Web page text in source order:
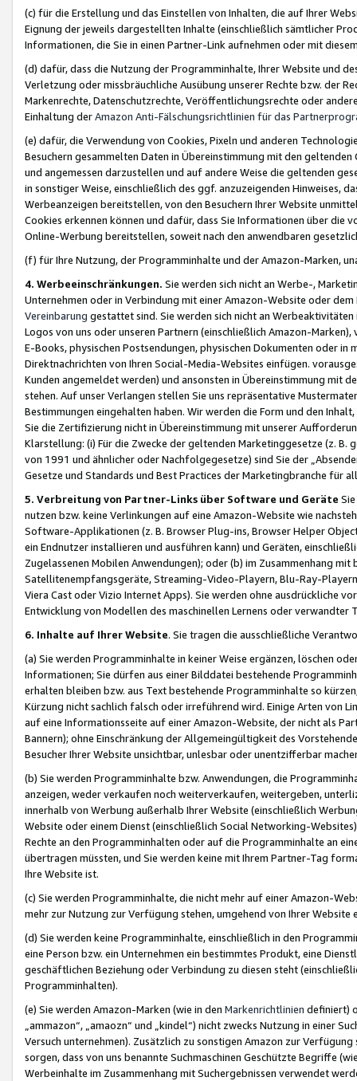
(c) für die Erstellung und das Einstellen von Inhalten, die auf Ihrer
Eignung der jeweils dargestellten Inhalte (einschließlich sämtlicher
Informationen, die Sie in einen Partner-Link aufnehmen oder mit
(d) dafür, dass die Nutzung der Programminhalte, Ihrer Website und
Verletzung oder missbräuchliche Ausübung unserer Rechte bzw. der
Markenrechte, Datenschutzrechte, Veröffentlichungsrechte oder
Einhaltung derAmazon Anti-Fälschungsrichtlinien für das
(e) dafür, die Verwendung von Cookies, Pixeln und anderen
Besuchern gesammelten Daten in Übereinstimmung mit den
und angemessen darzustellen und auf andere Weise die geltenden
in sonstiger Weise, einschließlich des ggf. anzuzeigenden Hinweises,
Werbeanzeigen bereitstellen, von den Besuchern Ihrer Website
Cookies erkennen können und dafür, dass Sie Informationen über die
Online-Werbung bereitstellen, soweit nach den anwendbaren
(f) für Ihre Nutzung, der Programminhalte und der Amazon-Marken,
4. Werbeeinschränkungen. Sie werden sich nicht an Werbe-,
Unternehmen oder in Verbindung mit einer Amazon-Website oder
Vereinbarung gestattet sind. Sie werden sich nicht an
Logos von uns oder unseren Partnern (einschließlich Amazon-
E-Books, physischen Postsendungen, physischen Dokumenten oder in
Direktnachrichten von Ihren Social-Media-Websites einfügen.
Kunden angemeldet werden) und ansonsten in Übereinstimmung mit
stehen. Auf unser Verlangen stellen Sie uns repräsentative
Bestimmungen eingehalten haben. Wir werden die Form und den
Sie die Zertifizierung nicht in Übereinstimmung mit unserer
Klarstellung: (i) Für die Zwecke der geltenden Marketinggesetze (z. B.
von 1991 und ähnlicher oder Nachfolgegesetze) sind Sie der
Gesetze und Standards und Best Practices der Marketingbranche für
5. Verbreitung von Partner-Links über Software und Geräte
nutzen bzw. keine Verlinkungen auf eine Amazon-Website wie
Software-Applikationen (z. B. Browser Plug-ins, Browser Helper
ein Endnutzer installieren und ausführen kann) und Geräten,
Zugelassenen Mobilen Anwendungen); oder (b) im Zusammenhang
Satellitenempfangsgeräte, Streaming-Video-Playern, Blu-Ray-
Viera Cast oder Vizio Internet Apps). Sie werden ohne ausdrückliche
Entwicklung von Modellen des maschinellen Lernens oder
6. Inhalte auf Ihrer Website. Sie tragen die ausschließliche
(a) Sie werden Programminhalte in keiner Weise ergänzen, löschen
Informationen; Sie dürfen aus einer Bilddatei bestehende
erhalten bleiben bzw. aus Text bestehende Programminhalte so
Kürzung nicht sachlich falsch oder irreführend wird. Einige Arten von
auf eine Informationsseite auf einer Amazon-Website, der nicht als
Bannern); ohne Einschränkung der Allgemeingültigkeit des
Besucher Ihrer Website unsichtbar, unlesbar oder unentzifferbar
(b) Sie werden Programminhalte bzw. Anwendungen, die
anzeigen, weder verkaufen noch weiterverkaufen, weitergeben,
innerhalb von Werbung außerhalb Ihrer Website (einschließlich
Website oder einem Dienst (einschließlich Social Networking-
Rechte an den Programminhalten oder auf die Programminhalte an
übertragen müssten, und Sie werden keine mit Ihrem Partner-Tag
Ihre Website ist.
(c) Sie werden Programminhalte, die nicht mehr auf einer Amazon-
mehr zur Nutzung zur Verfügung stehen, umgehend von Ihrer
(d) Sie werden keine Programminhalte, einschließlich in den
eine Person bzw. ein Unternehmen ein bestimmtes Produkt, eine
geschäftlichen Beziehung oder Verbindung zu diesen steht
Programminhalten).
(e) Sie werden Amazon-Marken (wie in den Markenrichtlinien definiert)
„ammazon“, „amaozn“ und „kindel“) nicht zwecks Nutzung in einer
Versuch unternehmen). Zusätzlich zu sonstigen Amazon zur
sorgen, dass von uns benannte Suchmaschinen Geschützte Begriffe
Werbeinhalte im Zusammenhang mit Suchergebnissen verwendet